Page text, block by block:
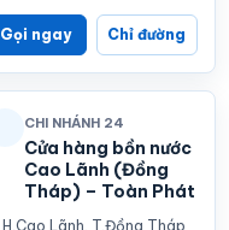
Gọi ngay Chỉ đường
CHI NHÁNH 24
Cửa hàng bồn nước
Cao Lãnh (Đồng
Tháp) – Toàn Phát
H.Cao Lãnh, T.Đồng Tháp